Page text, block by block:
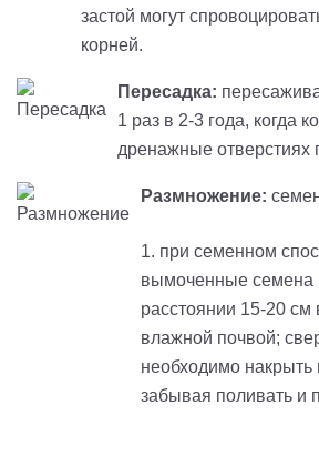
застой могут
корней.
Пересадка:
1 раз в 2-3 года, когда
дренажные отверстиях
Размножение:
1. при семенном
вымоченные семена
расстоянии 15-20 см
влажной почвой;
необходимо накрыть
забывая поливать
2.